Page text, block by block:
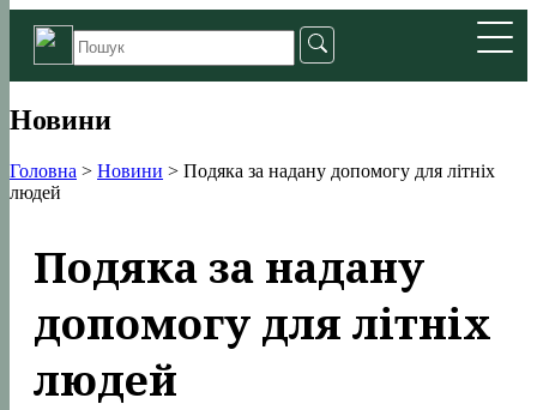
Новини
Головна > Новини > Подяка за надану допомогу для літніх
людей
Подяка за надану
допомогу для літніх
людей